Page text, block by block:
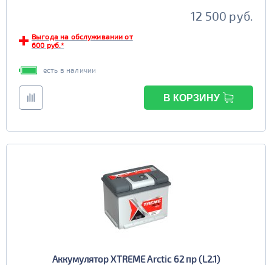
12 500 руб.
Выгода на обслуживании от
600 руб.*
есть в наличии
В КОРЗИНУ
Аккумулятор XTREME Arctic 62 пр (L2.1)